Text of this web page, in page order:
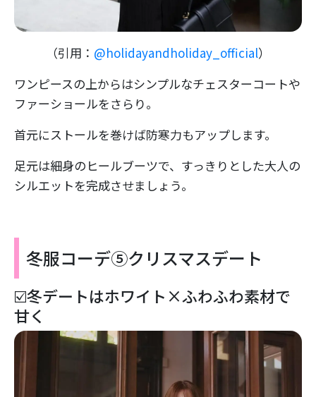
（引用： @holidayandholiday_official）
ワンピースの上からはシンプルなチェスターコートや
ファーショールをさらり。
首元にストールを巻けば防寒力もアップします。
足元は細身のヒールブーツで、すっきりとした大人の
シルエットを完成させましょう。
冬服コーデ⑤クリスマスデート
☑️冬デートはホワイト×ふわふわ素材で
甘く